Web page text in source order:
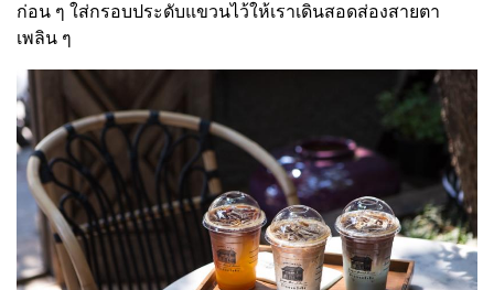
ก่อน ๆ ใส่กรอบประดับแขวนไว้ให้เราเดินสอดส่องสายตา
เพลิน ๆ